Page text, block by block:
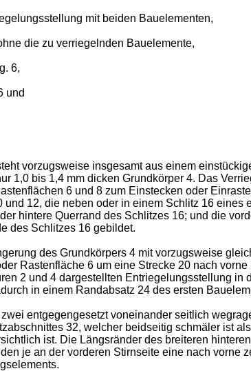
mit beiden Bauelementen,
die zu verriegelnden Bauelemente,
6,
und
vorzugsweise insgesamt aus einem
1,0 bis 1,4 mm dicken Grundkörper 4. Das
6 und 8 zum Einstecken oder
12, die neben oder in einem Schlitz 16
hintere Querrand des Schlitzes 16; und die
des Schlitzes 16 gebildet.
des Grundkörpers 4 mit vorzugsweise
Rastenfläche 6 um eine Strecke 20 nach
2 und 4 dargestellten Entriegelungsstellung
in einem Randabsatz 24 des ersten
entgegengesetzt voneinander seitlich
32, welcher beidseitig schmäler ist
ist. Die Längsränder des breiteren
je an der vorderen Stirnseite eine nach vorne